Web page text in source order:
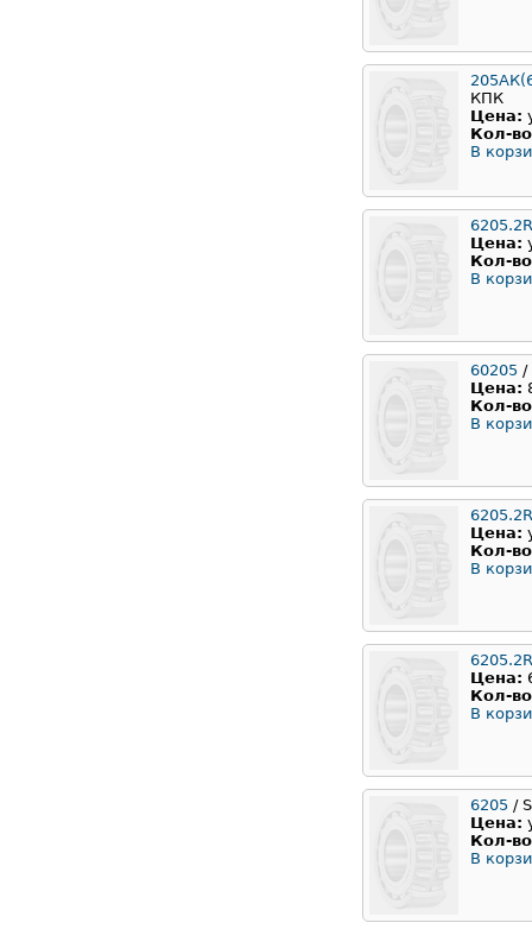
КПК
Цена:
Кол-
В
Цена:
Кол-
В
60205 /
Цена:
Кол-
В
Цена:
Кол-
В
Цена:
Кол-
В
6205 /
Цена:
Кол-
В